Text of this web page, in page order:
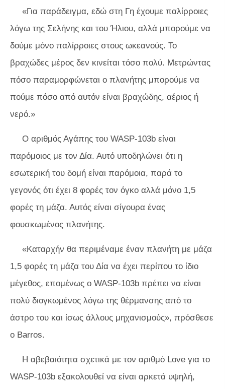
«Για παράδειγμα, εδώ στη Γη έχουμε παλίρροιες
λόγω της Σελήνης και του Ήλιου, αλλά μπορούμε να
δούμε μόνο παλίρροιες στους ωκεανούς. Το
βραχώδες μέρος δεν κινείται τόσο πολύ. Μετρώντας
πόσο παραμορφώνεται ο πλανήτης μπορούμε να
πούμε πόσο από αυτόν είναι βραχώδης, αέριος ή
νερό.»
Ο αριθμός Αγάπης του WASP-103b είναι
παρόμοιος με τον Δία. Αυτό υποδηλώνει ότι η
εσωτερική του δομή είναι παρόμοια, παρά το
γεγονός ότι έχει 8 φορές τον όγκο αλλά μόνο 1,5
φορές τη μάζα. Αυτός είναι σίγουρα ένας
φουσκωμένος πλανήτης.
«Καταρχήν θα περιμέναμε έναν πλανήτη με μάζα
1,5 φορές τη μάζα του Δία να έχει περίπου το ίδιο
μέγεθος, επομένως ο WASP-103b πρέπει να είναι
πολύ διογκωμένος λόγω της θέρμανσης από το
άστρο του και ίσως άλλους μηχανισμούς», πρόσθεσε
ο Barros.
Η αβεβαιότητα σχετικά με τον αριθμό Love για το
WASP-103b εξακολουθεί να είναι αρκετά υψηλή,